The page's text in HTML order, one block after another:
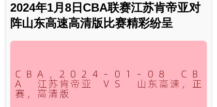
2024年1月8日CBA联赛江苏肯帝亚对
阵山东高速高清版比赛精彩纷呈